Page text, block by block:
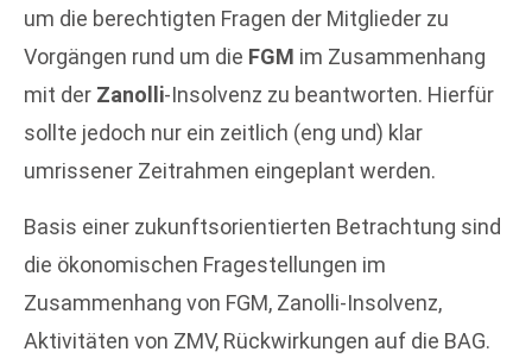
um die berechtigten Fragen der Mitglieder zu
Vorgängen rund um die FGM im Zusammenhang
mit der Zanolli-Insolvenz zu beantworten. Hierfür
sollte jedoch nur ein zeitlich (eng und) klar
umrissener Zeitrahmen eingeplant werden.
Basis einer zukunftsorientierten Betrachtung sind
die ökonomischen Fragestellungen im
Zusammenhang von FGM, Zanolli-Insolvenz,
Aktivitäten von ZMV, Rückwirkungen auf die BAG.